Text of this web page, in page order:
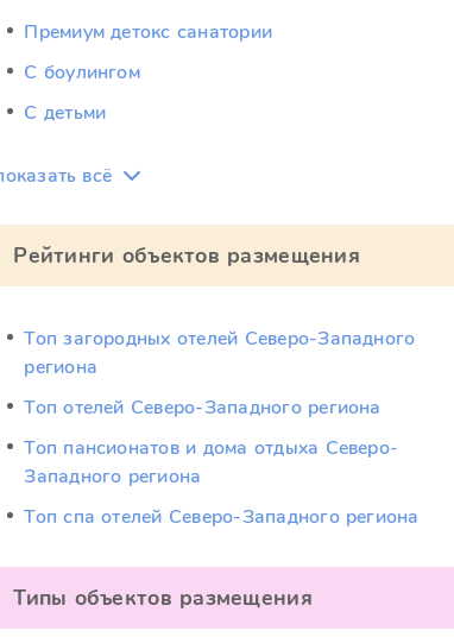
Премиум детокс санатории
С боулингом
С детьми
всё
Рейтинги объектов размещения
Топ загородных отелей Северо-Западного
региона
Топ отелей Северо-Западного региона
Топ пансионатов и дома отдыха Северо-
Западного региона
Топ спа отелей Северо-Западного региона
Типы объектов размещения